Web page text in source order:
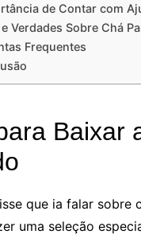
de Contar com
Verdades Sobre Chá
Frequentes
Baixar
que ia falar sobre
uma seleção